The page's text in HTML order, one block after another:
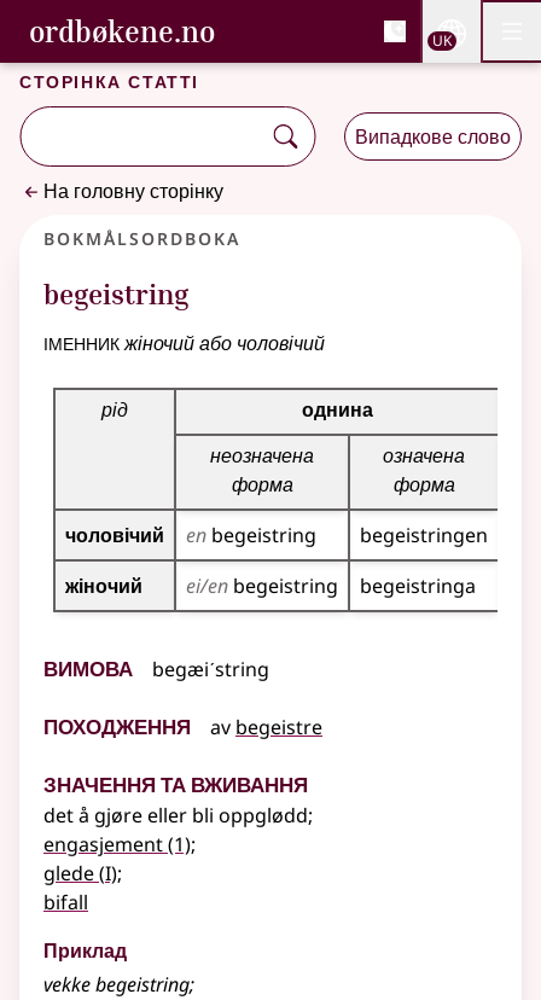
Перейти до основного вмісту
Доступність
ordbøkene.no, Cловник букмола та
Cловник букмола та Словник нюношка
UK
Сторінка статті
Випадкове слово
На головну сторінку
Bokmålsordboka
begeistring
іменникжіночий або чоловічий
Таблиця відмінювання для цього іменника
рід
однина
неозначена
форма
означена
форма
чоловічий en begeistring begeistringen
жіночий
ei/en begeistring begeistringa
Вимова begæiˊstring
Походження av begeistre
Значення та вживання
det å gjøre eller bli oppglødd;
engasjement(1);
glede(1
I);
bifall
Приклад
vekkebegeistring;